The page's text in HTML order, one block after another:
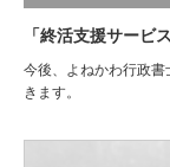
「終活支援サービ
今後、よねかわ行政
きます。